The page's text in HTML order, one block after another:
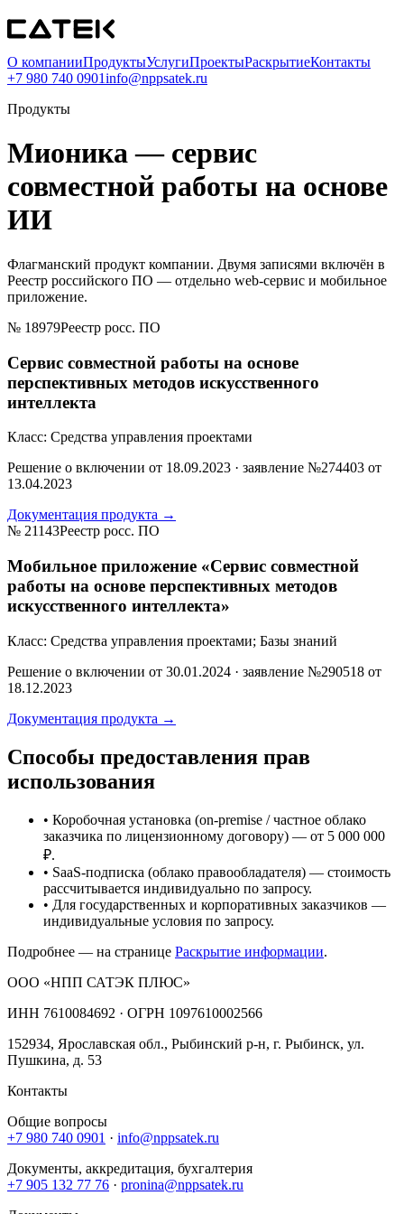
О компанииПродуктыУслугиПроектыРаскрытиеКонтакты
+7 980 740 0901info@nppsatek.ru
Продукты
Мионика — сервис
совместной работы на основе
ИИ
Флагманский продукт компании. Двумя записями включён в
Реестр российского ПО — отдельно web-сервис и мобильное
приложение.
№ 18979Реестр росс. ПО
Сервис совместной работы на основе
перспективных методов искусственного
интеллекта
Класс: Средства управления проектами
Решение о включении от 18.09.2023 · заявление №274403 от
13.04.2023
Документация продукта →
№ 21143Реестр росс. ПО
Мобильное приложение «Сервис совместной
работы на основе перспективных методов
искусственного интеллекта»
Класс: Средства управления проектами; Базы знаний
Решение о включении от 30.01.2024 · заявление №290518 от
18.12.2023
Документация продукта →
Способы предоставления прав
использования
• Коробочная установка (on-premise / частное облако
заказчика по лицензионному договору) — от 5 000 000
₽.
• SaaS-подписка (облако правообладателя) — стоимость
рассчитывается индивидуально по запросу.
• Для государственных и корпоративных заказчиков —
индивидуальные условия по запросу.
Подробнее — на странице Раскрытие информации.
ООО «НПП САТЭК ПЛЮС»
ИНН 7610084692 · ОГРН 1097610002566
152934, Ярославская обл., Рыбинский р-н, г. Рыбинск, ул.
Пушкина, д. 53
Контакты
Общие вопросы
+7 980 740 0901 · info@nppsatek.ru
Документы, аккредитация, бухгалтерия
+7 905 132 77 76 · pronina@nppsatek.ru